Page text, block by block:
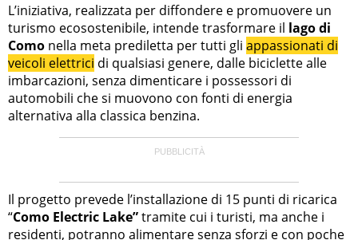
L’iniziativa, realizzata per diffondere e promuovere un
turismo ecosostenibile, intende trasformare il lago di
Como nella meta prediletta per tutti gli appassionati di
veicoli elettrici di qualsiasi genere, dalle biciclette alle
imbarcazioni, senza dimenticare i possessori di
automobili che si muovono con fonti di energia
alternativa alla classica benzina.
Il progetto prevede l’installazione di 15 punti di ricarica
“Como Electric Lake”tramite cui i turisti, ma anche i
residenti, potranno alimentare senza sforzi e con poche